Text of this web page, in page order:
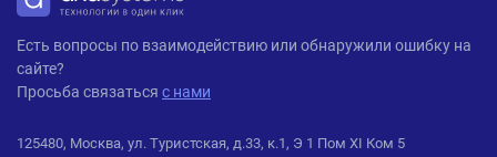
ANDPRO
Есть вопросы по взаимодействию или обнаружили ошибку на
сайте?
Просьба связаться с нами
125480, Москва, ул. Туристская, д.33, к.1, Э 1 Пом XI Ком 5